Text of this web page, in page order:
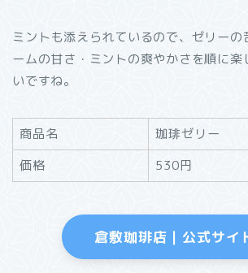
ミントも添えられているので、ゼリーの
ームの甘さ・ミントの爽やかさを順に楽
いですね。
商品名
珈琲ゼリー
価格
530円
倉敷珈琲店｜公式サイ